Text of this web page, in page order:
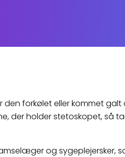
den forkølet eller kommet galt
der holder stetoskopet, så
og sygeplejersker,